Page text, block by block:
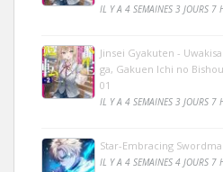
IL Y A 4 SEMAINES 3 JOURS 7
Jinsei Gyakuten -
ga, Gakuen Ichi no
01
IL Y A 4 SEMAINES 3 JOURS 7
Star-Embracing
IL Y A 4 SEMAINES 4 JOURS 7